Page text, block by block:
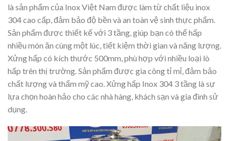
là sản phẩm của Inox Việt Nam được làm từ chất liệu inox
304 cao cấp, đảm bảo độ bền và an toàn vệ sinh thực phẩm.
Sản phẩm được thiết kế với 3 tầng, giúp bạn có thể hấp
nhiều món ăn cùng một lúc, tiết kiệm thời gian và năng lượng.
Xửng hấp có kích thước 500mm, phù hợp với nhiều loại lò
hấp trên thị trường. Sản phẩm được gia công tỉ mỉ, đảm bảo
chất lượng và thẩm mỹ cao. Xửng hấp Inox 304 3 tầng là sự
lựa chọn hoàn hảo cho các nhà hàng, khách sạn và gia đình sử
dụng.